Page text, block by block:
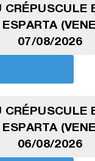
CRÉPUSCULE
ESPARTA
07/08/2026
CRÉPUSCULE
ESPARTA
06/08/2026